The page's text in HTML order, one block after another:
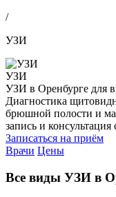
/
УЗИ
УЗИ
УЗИ в Оренбурге для
Диагностика
брюшной полости и
запись и консультация
Записаться на приём
Врачи Цены
Все виды УЗИ в